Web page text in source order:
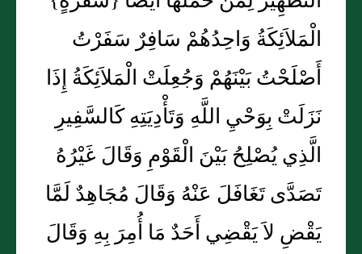
الْمَلاَئِكَةُ وَاحِدُهُمْ سَافِرٌ سَفَرْتُ
أَصْلَحْتُ بَيْنَهُمْ وَجُعِلَتْ الْمَلاَئِكَةُ إِذَا
نَزَلَتْ بِوَحْيِ اللَّهِ وَتَأْدِيَتِهِ كَالسَّفِيرِ
الَّذِي يُصْلِحُ بَيْنَ الْقَوْمِ وَقَالَ غَيْرُهُ
تَصَدَّى تَغَافَلَ عَنْهُ وَقَالَ مُجَاهِدٌ لَمَّا
يَقْضِ لاَ يَقْضِي أَحَدٌ مَا أُمِرَ بِهِ وَقَالَ